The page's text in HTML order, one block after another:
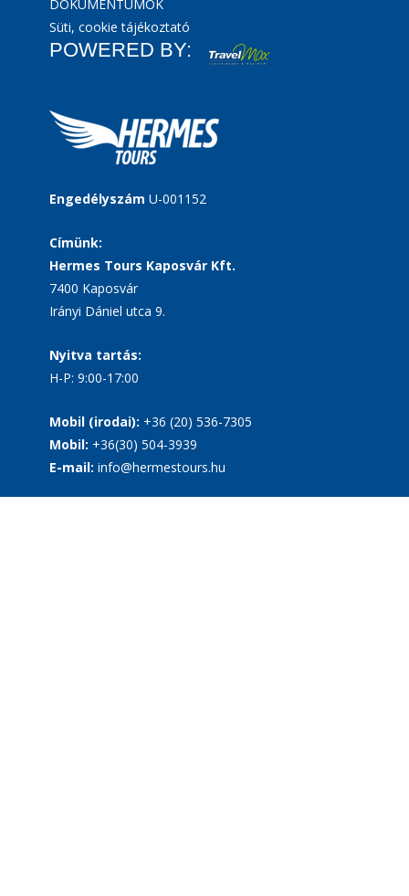
DOKUMENTUMOK
Süti, cookie tájékoztató
POWERED BY:
Engedélyszám U-001152
Címünk:
Hermes Tours Kaposvár Kft.
7400 Kaposvár
Irányi Dániel utca 9.
Nyitva tartás:
H-P: 9:00-17:00
Mobil (irodai): +36 (20) 536-7305
Mobil: +36(30) 504-3939
E-mail: info@hermestours.hu